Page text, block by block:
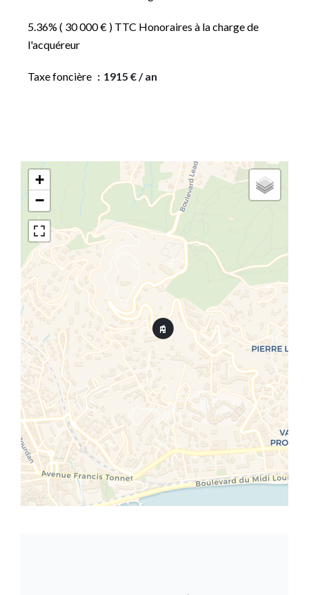
5.36% ( 30 000 € ) TTC Honoraires à la charge de
l'acquéreur
Taxe foncière 1915 € / an
+
−